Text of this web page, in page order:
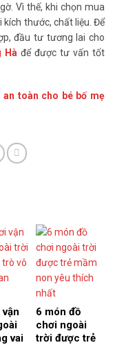
Vì thế, khi chọn mua
kích thước, chất liệu. Để
đầu tư tương lai cho
Hà để được tư vấn tốt
toàn cho bé bố mẹ
vai
6 món đồ
chơi ngoài
trời được trẻ